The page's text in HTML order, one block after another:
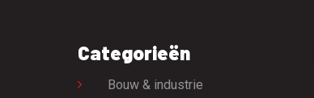
Categorieën
Bouw & industrie